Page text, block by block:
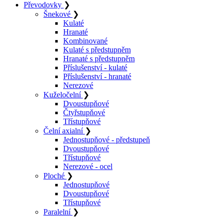
Převodovky ❯
Šnekové ❯
Kulaté
Hranaté
Kombinované
Kulaté s předstupněm
Hranaté s předstupněm
Příslušenství - kulaté
Příslušenství - hranaté
Nerezové
Kuželočelní ❯
Dvoustupňové
Čtyřstupňové
Třístupňové
Čelní axialní ❯
Jednostupňové - předstupeň
Dvoustupňové
Třístupňové
Nerezové - ocel
Ploché ❯
Jednostupňové
Dvoustupňové
Třístupňové
Paralelní ❯